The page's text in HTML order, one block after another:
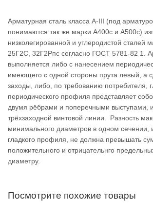
Арматурная сталь класса А-III (под
понимаются так же марки A400с и А500с)
низколегированной и углеродистой сталей
25Г2С, 32Г2Рпс согласно ГОСТ 5781-82 1.
выполняется либо с нанесением
имеющего с одной стороны прута левый, а
заходы, либо, по требованию потребителя,
периодического профиля представляет
двумя рёбрами и поперечными выступами,
трёхзаходной винтовой линии. Разность
минимального диаметров в одном сечении,
гладкого профиля, не должна превышать
положительного и отрицательнго
диаметру.
Посмотрите похожие товары